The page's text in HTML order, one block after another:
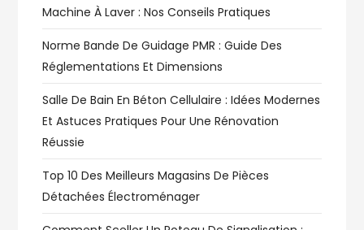
Machine À Laver : Nos Conseils Pratiques
Norme Bande De Guidage PMR : Guide Des
Réglementations Et Dimensions
Salle De Bain En Béton Cellulaire : Idées Modernes
Et Astuces Pratiques Pour Une Rénovation
Réussie
Top 10 Des Meilleurs Magasins De Pièces
Détachées Électroménager